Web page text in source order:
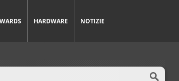
HARDWARE NOTIZIE